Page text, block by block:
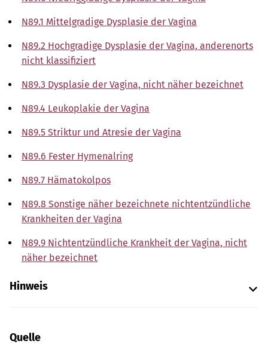
N89.1 Mittelgradige Dysplasie der Vagina
N89.2 Hochgradige Dysplasie der Vagina, anderenorts
nicht klassifiziert
N89.3 Dysplasie der Vagina, nicht näher bezeichnet
N89.4 Leukoplakie der Vagina
N89.5 Striktur und Atresie der Vagina
N89.6 Fester Hymenalring
N89.7 Hämatokolpos
N89.8 Sonstige näher bezeichnete nichtentzündliche
Krankheiten der Vagina
N89.9 Nichtentzündliche Krankheit der Vagina, nicht
näher bezeichnet
Hinweis
Quelle